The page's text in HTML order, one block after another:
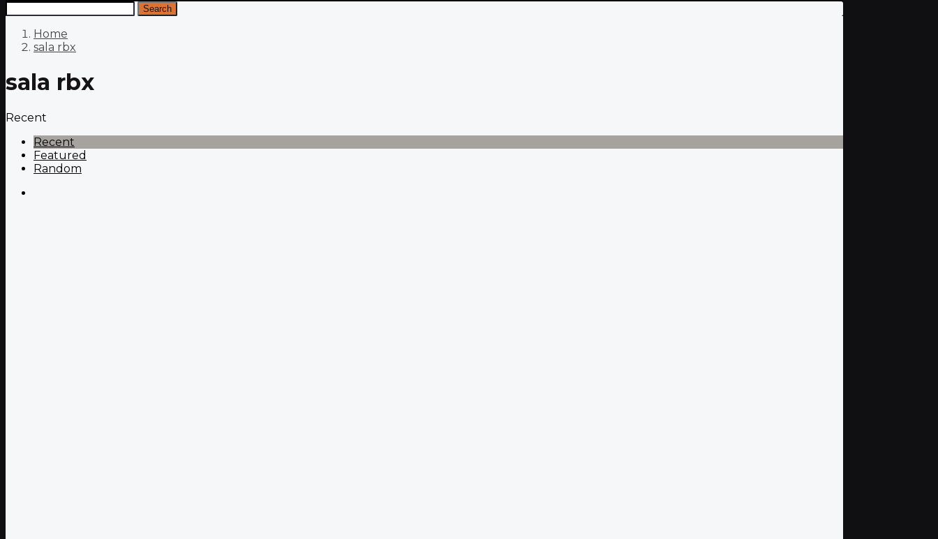
Search
Home
sala rbx
sala rbx
Recent
Recent
Featured
Random